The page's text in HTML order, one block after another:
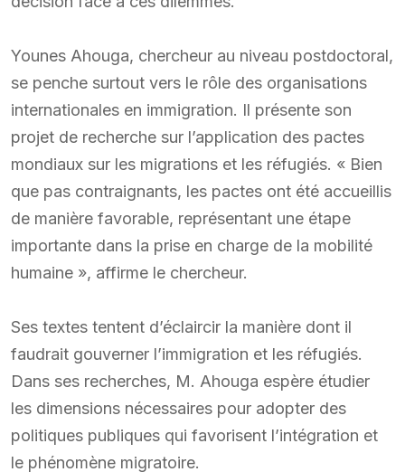
Younes Ahouga, chercheur au niveau postdoctoral,
se penche surtout vers le rôle des organisations
internationales en immigration. Il présente son
projet de recherche sur l’application des pactes
mondiaux sur les migrations et les réfugiés. « Bien
que pas contraignants, les pactes ont été accueillis
de manière favorable, représentant une étape
importante dans la prise en charge de la mobilité
humaine », affirme le chercheur.
Ses textes tentent d’éclaircir la manière dont il
faudrait gouverner l’immigration et les réfugiés.
Dans ses recherches, M. Ahouga espère étudier
les dimensions nécessaires pour adopter des
politiques publiques qui favorisent l’intégration et
le phénomène migratoire.